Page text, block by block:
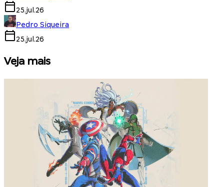
25.jul.26
Pedro Siqueira
25.jul.26
Veja mais